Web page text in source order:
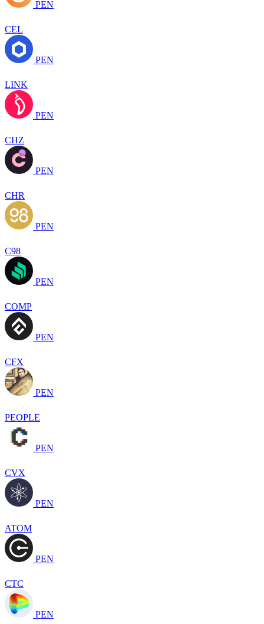
PEN
CEL
PEN
LINK
PEN
CHZ
PEN
CHR
PEN
C98
PEN
COMP
PEN
CFX
PEN
PEOPLE
PEN
CVX
PEN
ATOM
PEN
CTC
PEN